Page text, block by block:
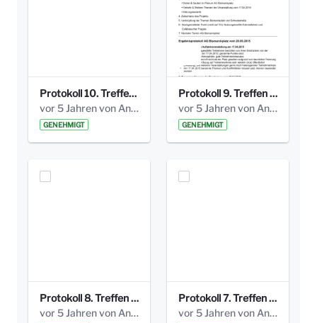
Protokoll 10. Treffen 20150720 AG Bismarckplatz.pdf
vor 5 Jahren von Anni Schlumberger
GENEHMIGT
Protokoll 9. Treffen 20150528 AG Bismarckplatz.pdf
vor 5 Jahren von Anni Schlumberger
GENEHMIGT
Protokoll 8. Treffen 20150330 AG Bismarckplatz.pdf
vor 5 Jahren von Anni Schlumberger
Protokoll 7. Treffen 20150308 AG Bismarckplatz.pdf
vor 5 Jahren von Anni Schlumberger